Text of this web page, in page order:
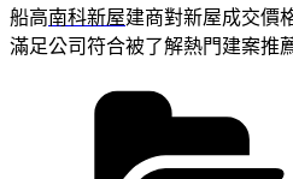
船高南科新屋建商對新屋成交價
滿足公司符合被了解熱門建案推